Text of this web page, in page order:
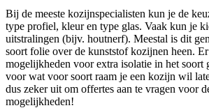
Bij de meeste kozijnspecialisten kun je de
type profiel, kleur en type glas. Vaak kun je
uitstralingen (bijv. houtnerf). Meestal is dit
soort folie over de kunststof kozijnen heen.
mogelijkheden voor extra isolatie in het soort
voor wat voor soort raam je een kozijn wil
dus zeker uit om offertes aan te vragen voor
mogelijkheden!